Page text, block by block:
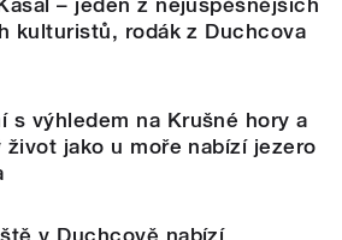
kulturistů, rodák z Duchcova
s výhledem na Krušné hory a
život jako u moře nabízí jezero
v Duchcově nabízí